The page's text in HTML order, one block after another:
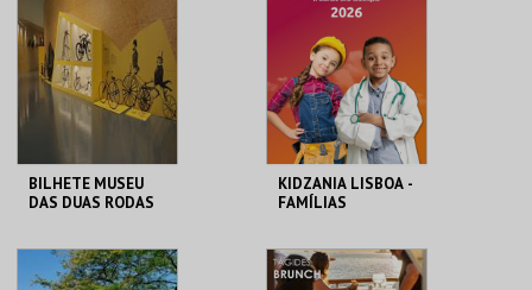
MAIS INFO
COMPRAR
MAIS INFO
COMPRAR
BILHETE MUSEU
DAS DUAS RODAS
M2R
KIDZANIA LISBOA -
FAMÍLIAS
KIDZANIA